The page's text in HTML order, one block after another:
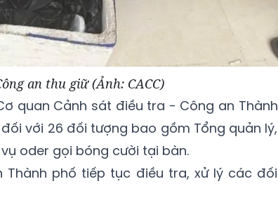
an thu giữ (Ảnh: CACC)
quan Cảnh sát điều tra - Công an Thành
với 26 đối tượng bao gồm Tổng quản lý,
oder gọi bóng cười tại bàn.
Thành phố tiếp tục điều tra, xử lý các đối